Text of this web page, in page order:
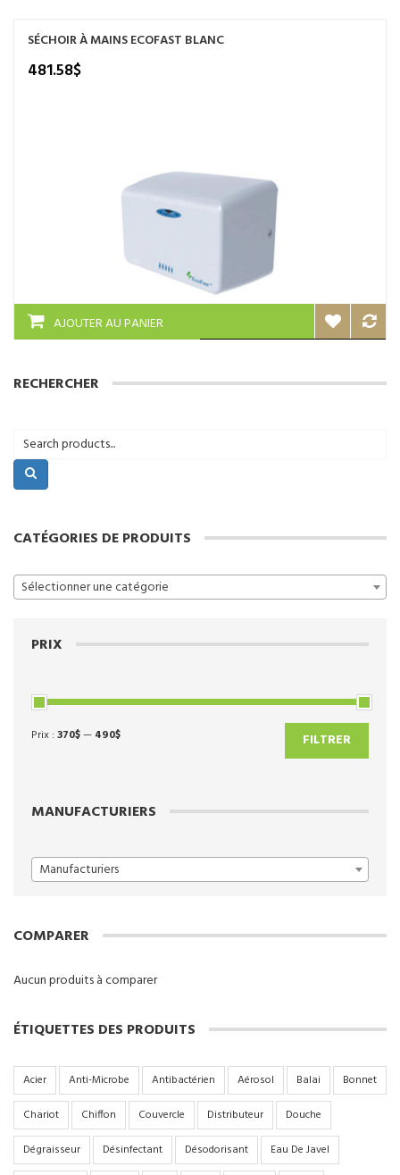
du
produit
SÉCHOIR À MAINS ECOFAST BLANC
481.58$
AJOUTER AU PANIER
RECHERCHER
CATÉGORIES DE PRODUITS
Sélectionner une catégorie
PRIX
FILTRER
Prix : 370$— 490$
MANUFACTURIERS
Manufacturiers
COMPARER
Aucun produits à comparer
ÉTIQUETTES DES PRODUITS
Acier Anti-Microbe Antibactérien Aérosol Balai
Bonnet
Chariot
Chiffon Couvercle Distributeur
Douche
Dégraisseur
Désinfectant Désodorisant
Eau De Javel